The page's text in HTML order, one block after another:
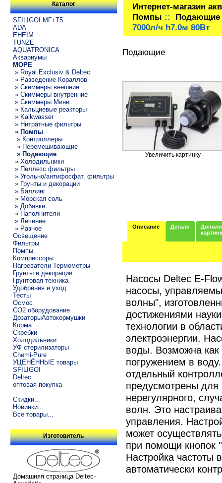
Каталог
SFILIGOI МГ+Т5
ADA
EHEIM
TUNZE
AQUATRONICA
Аквариумы
МОРЕ
» Royal Exclusiv & Deltec
» Разведение Кораллов
» Скиммеры внешние
» Скиммеры внутренние
» Скиммеры Мини
» Кальциевые реакторы
» Kalkwasser
» Нитратные фильтры
» Помпы
» Контроллеры
» Перемешивающие
» Подающие
» Холодильники
» Пеллетс фильтры
» Угольно/антифосфат. фильтры
» Грунты и декорации
» Баллинг
» Морская соль
» Добавки
» Наполнители
» Лечение
» Разное
Освещение
Фильтры
Помпы
Компрессоры
Нагреватели Термометры
Грунты и декорации
Грунтовая техника
Удобрения и уход
Тесты
Осмос
CO2 оборудование
ДозаторыАвтокормушки
Корма
Скребки
Холодильники
УФ стерилизаторы
Chemi-Pure
УЦЕНЁННЫЕ товары
SFILIGOI
Deltec
оптовая покупка
Скидки...
Новинки...
Все товары...
Изготовитель
Домашняя страница Deltec-
Интернет-магазин
Помпы :: Подающие
7000л/ч h7.0м 80Вт
Подающие
Увеличить картинку
Описание Детали
Насосы Deltec E-
насосы,
волны",
достижениями
технологии в
электроэнергии.
воды. Возможна как
погружением в
отдельный
предусмотрены для
нерегулярного,
волн. Это
управления.
может
при помощи кнопок
Настройка частоты
автоматически